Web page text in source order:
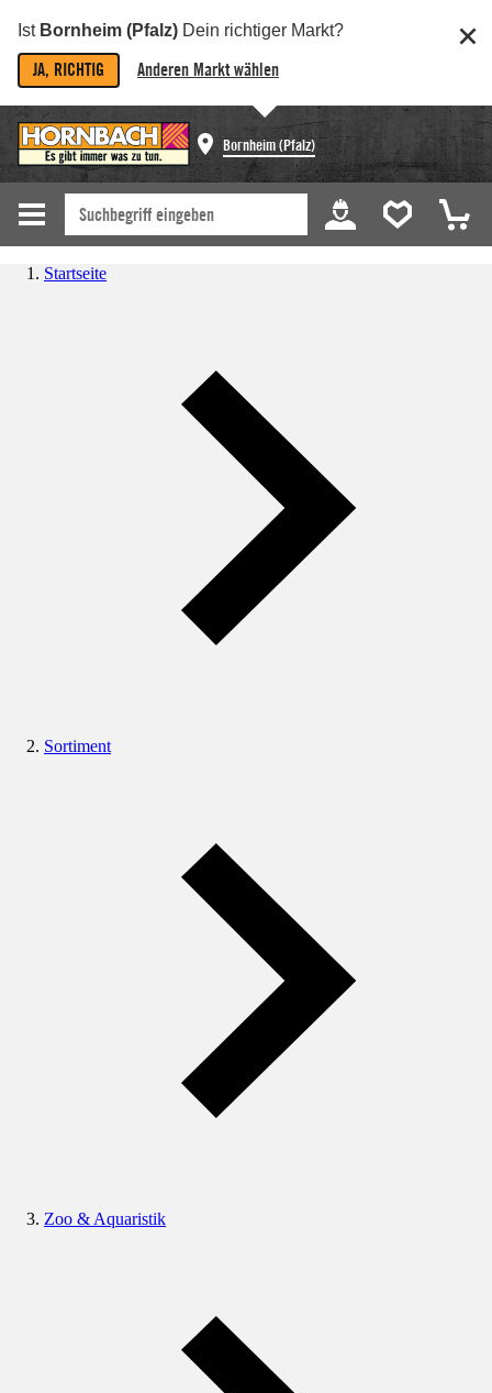
Ist Bornheim (Pfalz) Dein richtiger Markt?
JA, RICHTIG Anderen Markt wählen
Bornheim (Pfalz)
Startseite
Sortiment
Zoo & Aquaristik